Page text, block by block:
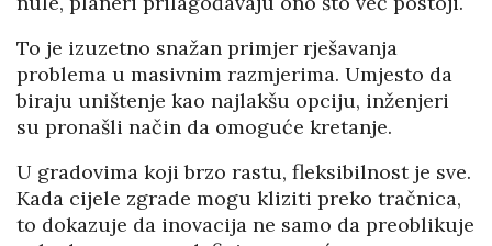
To je izuzetno snažan primjer rješavanja
problema u masivnim razmjerima. Umjesto da
biraju uništenje kao najlakšu opciju, inženjeri
su pronašli način da omoguće kretanje.
U gradovima koji brzo rastu, fleksibilnost je sve.
Kada cijele zgrade mogu kliziti preko tračnica,
to dokazuje da inovacija ne samo da preoblikuje